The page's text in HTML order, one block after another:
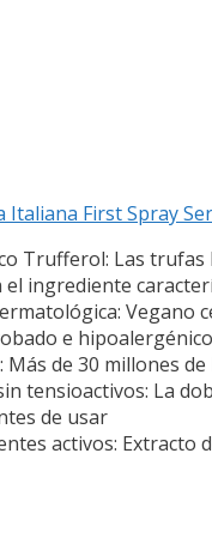
First Spray
Trufferol: Las
ingrediente
Vegano
e
de 30 millones
tensioactivos: La
de usar
activos: Extracto